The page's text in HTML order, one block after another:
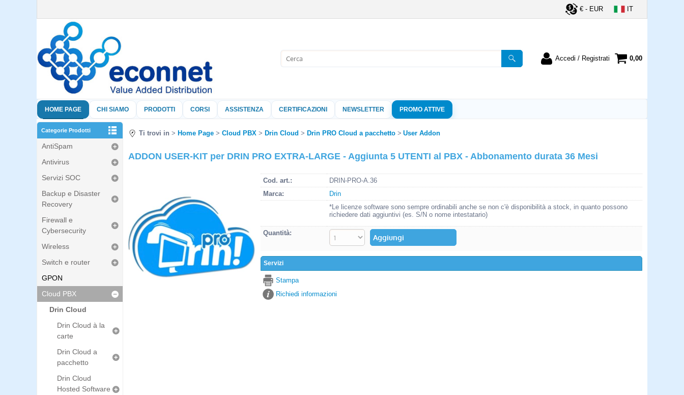
€ - EUR IT
Accedi / Registrati
nome utente e la password e poi
clicca sul pulsante "Accedi"
Password:
Hai perso la password?
0,00
HOME PAGE CHI SIAMO PRODOTTI CORSI ASSISTENZA CERTIFICAZIONI NEWSLETTER PROMO ATTIVE
Categorie Prodotti
AntiSpam
Antivirus
Servizi SOC
Backup e Disaster
Recovery
Firewall e
Cybersecurity
Wireless
Switch e router
GPON
Cloud PBX
Drin Cloud
Drin Cloud à la
carte
Drin Cloud a
pacchetto
Drin Cloud
Hosted Software
Ti trovi in Home Page Cloud PBX Drin Cloud Drin PRO Cloud a pacchetto User Addon
ADDON USER-KIT per DRIN PRO EXTRA-LARGE - Aggiunta 5 UTENTI al PBX - Abbonamento durata 36 Mesi
Cod. art.:
DRIN-PRO-A.36
Marca:
Drin
*Le licenze software sono sempre ordinabili anche se non c'è disponibilità a stock, in quanto possono
richiedere dati aggiuntivi (es. S/N o nome intestatario)
Quantità:
Servizi
Stampa
Richiedi informazioni